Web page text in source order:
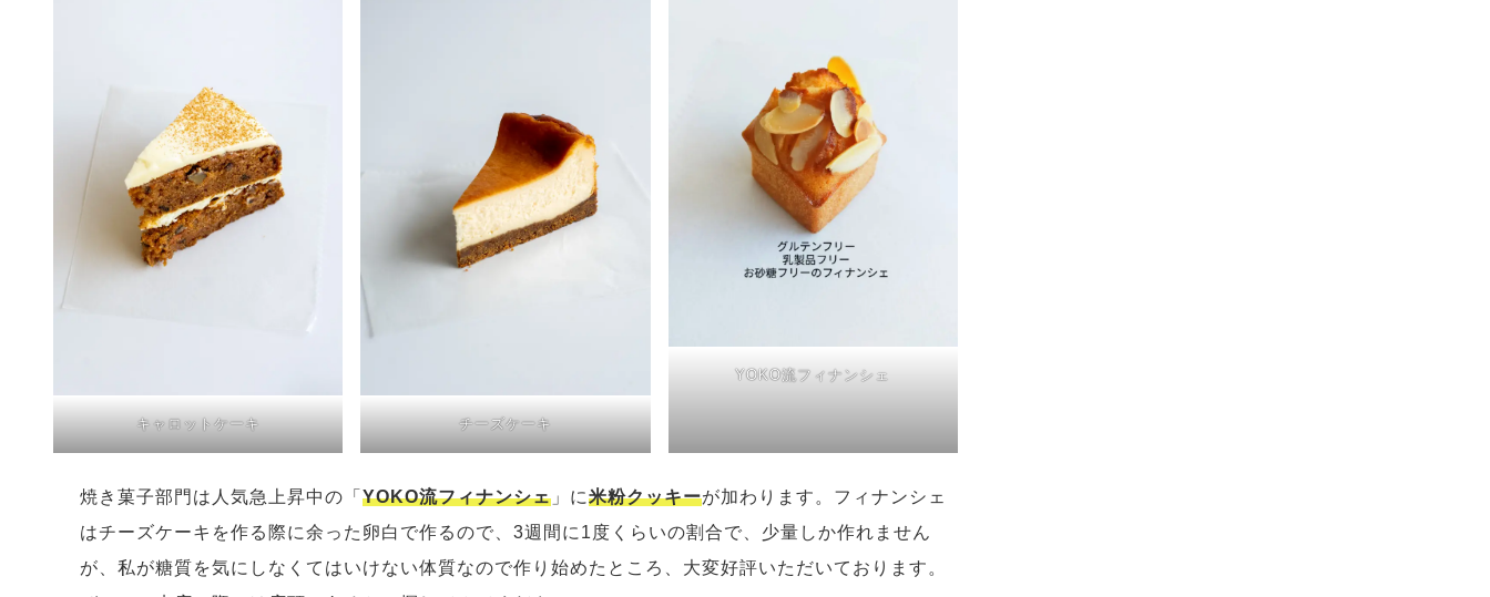
キャロットケーキ チーズケーキ
YOKO流フィナンシェ
焼き菓子部門は人気急上昇中の「 YOKO流フィナンシェ 」に米粉クッキーが加わります。フィナンシェ
はチーズケーキを作る際に余った卵白で作るので、3週間に1度くらいの割合で、少量しか作れません
が、私が糖質を気にしなくてはいけない体質なので作り始めたところ、大変好評いただいております。